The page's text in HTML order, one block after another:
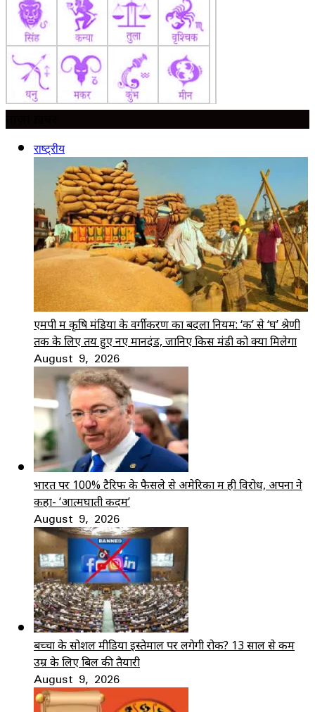
राष्ट्रीय
एमपी में कृषि मंडियों के वर्गीकरण का बदला नियम: ‘क’ से ‘घ’ श्रेणी
तक के लिए तय हुए नए मानदंड, जानिए किस मंडी को क्या मिलेगा
August 9, 2026
भारत पर 100% टैरिफ के फैसले से अमेरिका में ही विरोध, अपनों ने
कहा- ‘आत्मघाती कदम’
August 9, 2026
बच्चों के सोशल मीडिया इस्तेमाल पर लगेगी रोक? 13 साल से कम
उम्र के लिए बिल की तैयारी
August 9, 2026